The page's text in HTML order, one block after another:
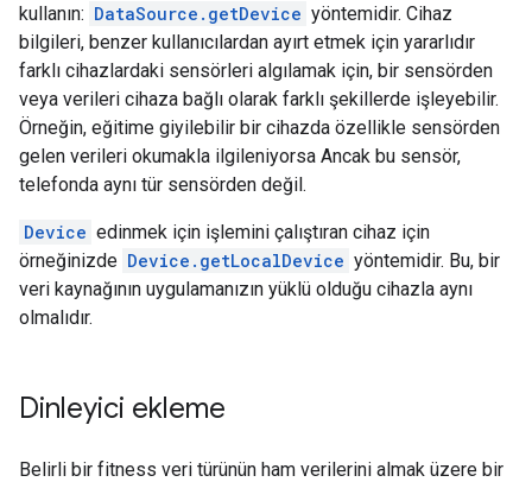
kullanın: DataSource.getDevice yöntemidir. Cihaz
bilgileri, benzer kullanıcılardan ayırt etmek için yararlıdır
farklı cihazlardaki sensörleri algılamak için, bir sensörden
veya verileri cihaza bağlı olarak farklı şekillerde işleyebilir.
Örneğin, eğitime giyilebilir bir cihazda özellikle sensörden
gelen verileri okumakla ilgileniyorsa Ancak bu sensör,
telefonda aynı tür sensörden değil.
Device edinmek için işlemini çalıştıran cihaz için
örneğinizde Device.getLocalDevice yöntemidir. Bu, bir
veri kaynağının uygulamanızın yüklü olduğu cihazla aynı
olmalıdır.
Dinleyici ekleme
Belirli bir fitness veri türünün ham verilerini almak üzere bir